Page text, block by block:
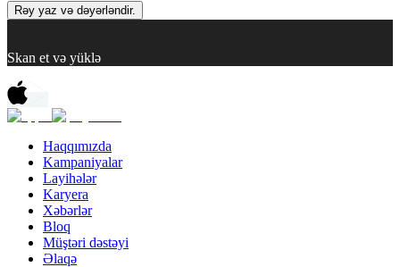
Rəy yaz və dəyərləndir.
Skan et və yüklə
Haqqımızda
Kampaniyalar
Layihələr
Karyera
Xəbərlər
Bloq
Müştəri dəstəyi
Əlaqə